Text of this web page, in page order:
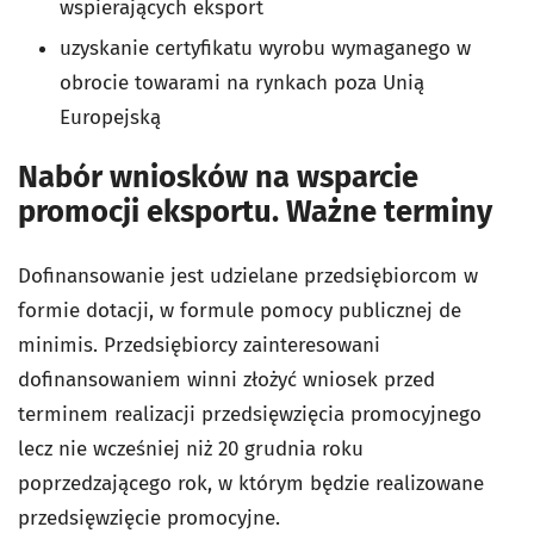
wspierających eksport
uzyskanie certyfikatu wyrobu wymaganego w
obrocie towarami na rynkach poza Unią
Europejską
Nabór wniosków na wsparcie
promocji eksportu. Ważne terminy
Dofinansowanie jest udzielane przedsiębiorcom w
formie dotacji, w formule pomocy publicznej de
minimis. Przedsiębiorcy zainteresowani
dofinansowaniem winni złożyć wniosek przed
terminem realizacji przedsięwzięcia promocyjnego
lecz nie wcześniej niż 20 grudnia roku
poprzedzającego rok, w którym będzie realizowane
przedsięwzięcie promocyjne.